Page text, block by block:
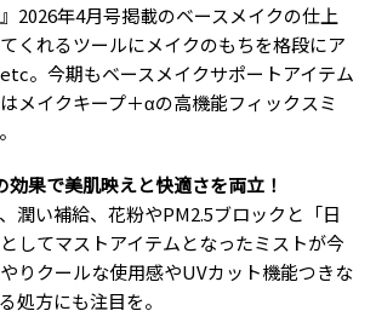
2026年4月号掲載のベースメイクの仕上
くれるツールにメイクのもちを格段にア
。今期もベースメイクサポートアイテム
メイクキープ＋αの高機能フィックスミ
効果で美肌映えと快適さを両立！
潤い補給、花粉やPM2.5ブロックと「日
してマストアイテムとなったミストが今
りクールな使用感やUVカット機能つきな
処方にも注目を。